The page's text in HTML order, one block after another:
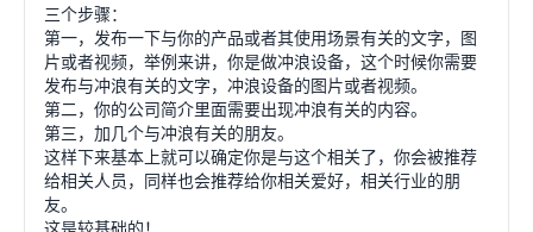
三个步骤：
第一，发布一下与你的产品或者其使用场景有关的文字，图
片或者视频，举例来讲，你是做冲浪设备，这个时候你需要
发布与冲浪有关的文字，冲浪设备的图片或者视频。
第二，你的公司简介里面需要出现冲浪有关的内容。
第三，加几个与冲浪有关的朋友。
这样下来基本上就可以确定你是与这个相关了，你会被推荐
给相关人员，同样也会推荐给你相关爱好，相关行业的朋
友。